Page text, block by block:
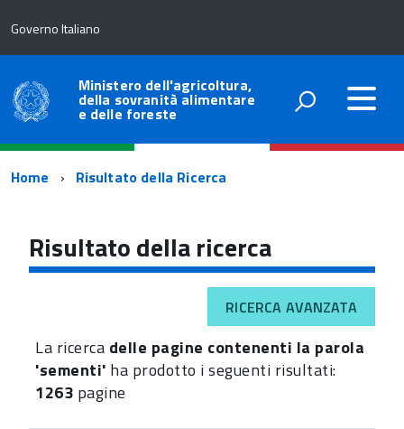
Governo Italiano
Ministero dell'agricoltura,
della sovranità alimentare
e delle foreste
Percorso
navigazione
Home Risultato della Ricerca
Risultato della ricerca
RICERCA AVANZATA
La ricerca delle pagine contenenti la parola
'sementi' ha prodotto i seguenti risultati:
1263 pagine